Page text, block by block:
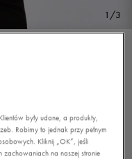
1/3
były udane, a produkty,
Robimy to jednak przy pełnym
Kliknij „OK”, jeśli
na naszej stronie